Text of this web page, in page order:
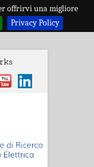
offrirvi una migliore
Privacy Policy